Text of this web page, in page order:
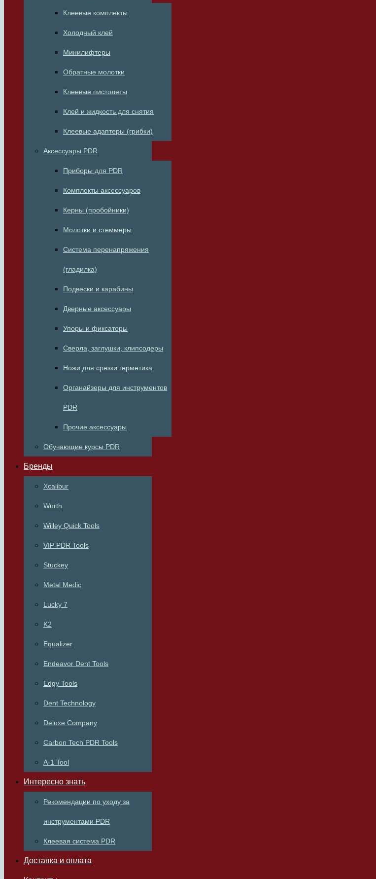
Клеевые комплекты
Холодный клей
Минилифтеры
Обратные молотки
Клеевые пистолеты
Клей и жидкость для снятия
Клеевые адаптеры (грибки)
Аксессуары PDR
Приборы для PDR
Комплекты аксессуаров
Керны (пробойники)
Молотки и стеммеры
Система перенапряжения
(гладилка)
Подвески и карабины
Дверные аксессуары
Упоры и фиксаторы
Сверла, заглушки, клипсодеры
Ножи для срезки герметика
Органайзеры для инструментов
PDR
Прочие аксессуары
Обучающие курсы PDR
Бренды
Xcalibur
Wurth
Willey Quick Tools
VIP PDR Tools
Stuckey
Metal Medic
Lucky 7
K2
Equalizer
Endeavor Dent Tools
Edgy Tools
Dent Technology
Deluxe Company
Carbon Tech PDR Tools
A-1 Tool
Интересно знать
Рекомендации по уходу за
инструментами PDR
Клеевая система PDR
Доставка и оплата